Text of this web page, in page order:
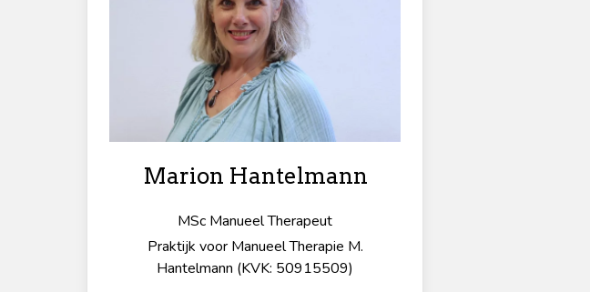
Marion Hantelmann
MSc Manueel Therapeut
Praktijk voor Manueel Therapie M.
Hantelmann (KVK: 50915509)